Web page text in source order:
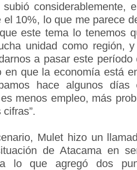
subió considerablemente,
el 10%, lo que me parece
este tema lo tenemos
unidad como región,
a pasar este
en que la economía está
hace algunos
menos empleo, más
Mulet hizo un
de Atacama en
a lo que agregó dos